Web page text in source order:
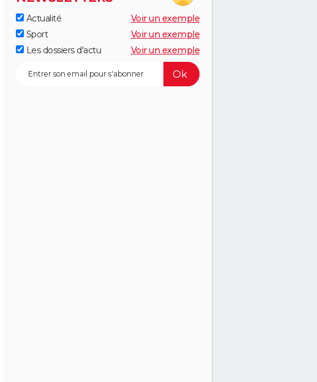
Actualité
Voir un exemple
Sport
Voir un exemple
Les dossiers d'actu
Voir un exemple